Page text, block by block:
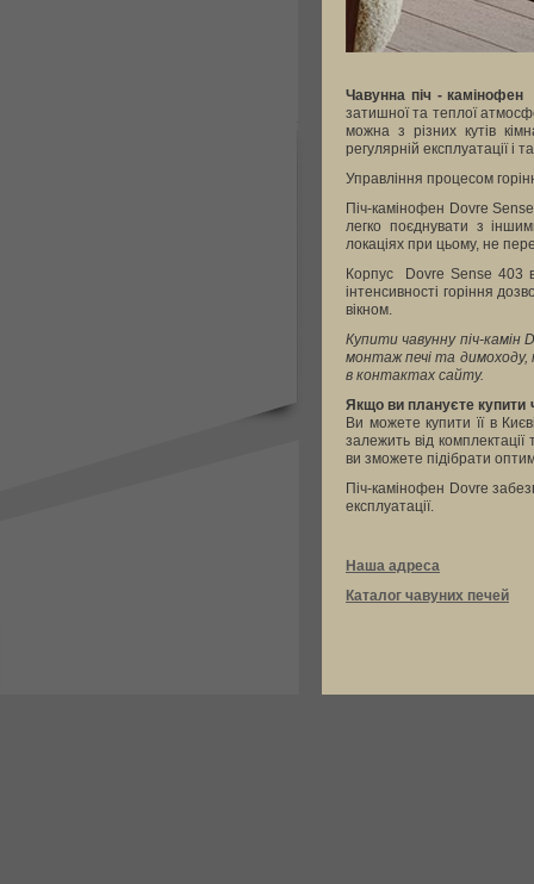
Чавунна піч -
затишної та теплої
можна з різних кутів
регулярній експлуатації і
Управління процесом
Піч-камінофен Dovre
легко поєднувати з
локаціях при цьому, не
Корпус Dovre Sense 403
інтенсивності горіння
вікном.
Купити чавунну піч-
монтаж печі та димоходу,
в контактах сайту.
Якщо ви плануєте купити
Ви можете купити її в
залежить від
ви зможете підібрати
Піч-камінофен Dovre
експлуатації.
Наша адреса
Каталог чавуних печей